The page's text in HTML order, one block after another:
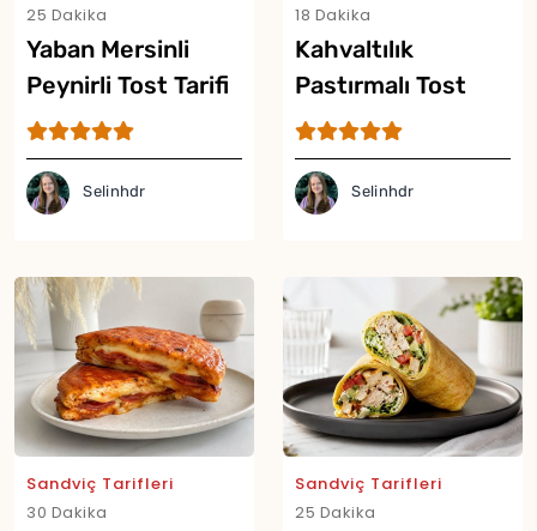
25 Dakika
Yaban Mersinli
Peynirli Tost Tarifi
Selinhdr
18 Dakika
Kahvaltılık
Pastırmalı Tost
Tarifi
Selinhdr
Sandviç Tarifleri
30 Dakika
Sandviç Tarifleri
25 Dakika